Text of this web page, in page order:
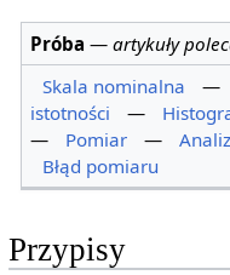
Próba —artykuły
Skala nominalna
—
istotności
—
—
Pomiar —
Błąd pomiaru
Przypisy